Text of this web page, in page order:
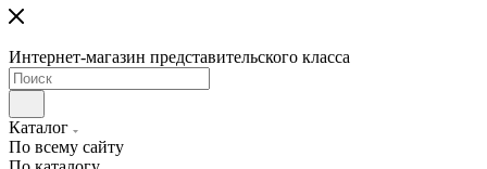
Интернет-магазин представительского класса
Каталог
По всему сайту